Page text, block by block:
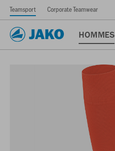
Teamsport Corporate Teamwear
HOMMES